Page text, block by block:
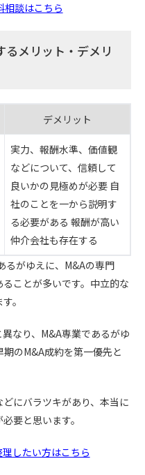
相談はこちら
メリット・デメリ
デメリット
実力、報酬水準、価値観
などについて、信頼して
良いかの見極めが必要 自
社のことを一から説明す
る必要がある 報酬が高い
仲介会社も存在する
るがゆえに、M&Aの専門
ことが多いです。中立的な
。
なり、M&A専業であるがゆ
のM&A成約を第一優先と
にバラツキがあり、本当に
要と思います。
したい方はこちら